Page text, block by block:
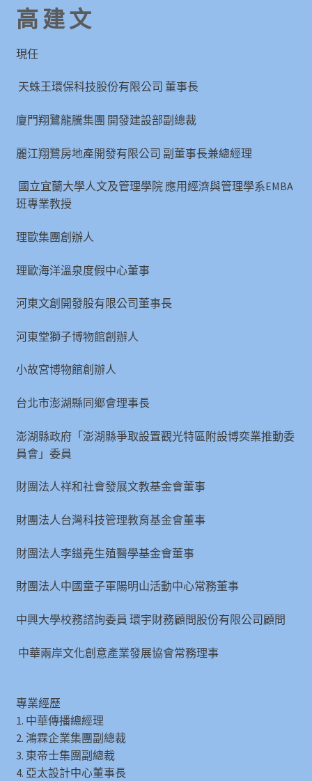
高 建 文
現任
天蛛王環保科技股份有限公司 董事長
廈門翔鷺龍騰集團 開發建設部副總裁
麗江翔鷺房地產開發有限公司 副董事長兼總經理
國立宜蘭大學人文及管理學院 應用經濟與管理學系EMBA
班專業教授
理歐集團創辦人
理歐海洋溫泉度假中心董事
河東文創開發股有限公司董事長
河東堂獅子博物館創辦人
小故宮博物館創辦人
台北市澎湖縣同鄉會理事長
澎湖縣政府「澎湖縣爭取設置觀光特區附設博奕業推動委
員會」委員
財團法人祥和社會發展文教基金會董事
財團法人台灣科技管理教育基金會董事
財團法人李鎡堯生殖醫學基金會董事
財團法人中國童子軍陽明山活動中心常務董事
中興大學校務諮詢委員 環宇財務顧問股份有限公司顧問
中華兩岸文化創意產業發展協會常務理事
專業經歷
1. 中華傳播總經理
2. 鴻霖企業集團副總裁
3. 東帝士集團副總裁
4. 亞太設計中心董事長